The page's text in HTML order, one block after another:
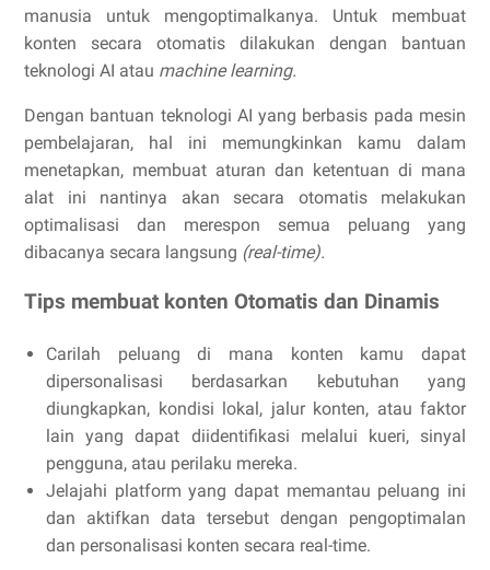
manusia untuk mengoptimalkanya. Untuk membuat
konten secara otomatis dilakukan dengan bantuan
teknologi AI atau machine learning.
Dengan bantuan teknologi AI yang berbasis pada mesin
pembelajaran, hal ini memungkinkan kamu dalam
menetapkan, membuat aturan dan ketentuan di mana
alat ini nantinya akan secara otomatis melakukan
optimalisasi dan merespon semua peluang yang
dibacanya secara langsung (real-time).
Tips membuat konten Otomatis dan Dinamis
Carilah peluang di mana konten kamu dapat
dipersonalisasi berdasarkan kebutuhan yang
diungkapkan, kondisi lokal, jalur konten, atau faktor
lain yang dapat diidentifikasi melalui kueri, sinyal
pengguna, atau perilaku mereka.
Jelajahi platform yang dapat memantau peluang ini
dan aktifkan data tersebut dengan pengoptimalan
dan personalisasi konten secara real-time.